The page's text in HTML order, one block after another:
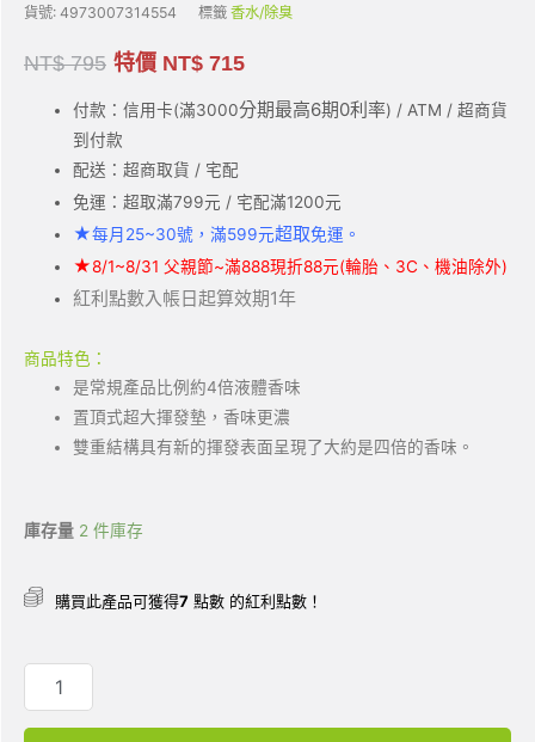
貨號: 4973007314554 標籤 香水/除臭
NT$795 特價 NT$ 715
付款：信用卡(滿3000分期最高6期0利率) / ATM / 超商貨
到付款
配送：超商取貨 / 宅配
免運：超取滿799元 / 宅配滿1200元
★每月25~30號，滿599元超取免運。
★8/1~8/31 父親節~滿888現折88元(輪胎、3C、機油除外)
紅利點數入帳日起算效期1年
商品特色：
是常規產品比例約4倍液體香味
置頂式超大揮發墊，香味更濃
雙重結構具有新的揮發表面呈現了大約是四倍的香味。
庫存量 2 件庫存
購買此產品可獲得7 點數 的紅利點數！